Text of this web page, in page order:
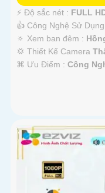
️⚡ Độ sắc nét : FULL
👍 Công Nghệ Sử
🔅 Xem ban đêm :
💢 Thiết Kế Camera
️⌘ Ưu Điểm : Công